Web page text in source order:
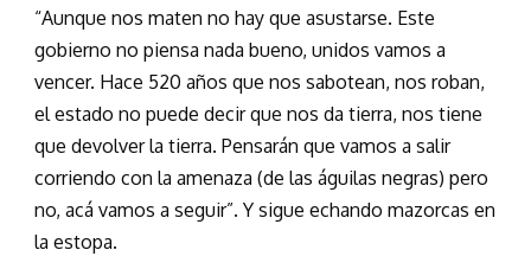
“Aunque nos maten no hay que asustarse. Este
gobierno no piensa nada bueno, unidos vamos a
vencer. Hace 520 años que nos sabotean, nos roban,
el estado no puede decir que nos da tierra, nos tiene
que devolver la tierra. Pensarán que vamos a salir
corriendo con la amenaza (de las águilas negras) pero
no, acá vamos a seguir”. Y sigue echando mazorcas en
la estopa.